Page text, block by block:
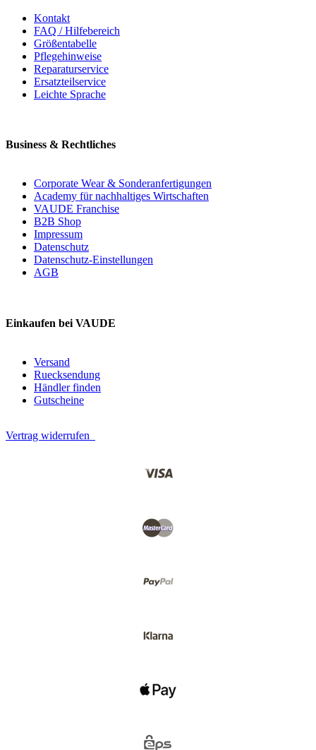
Kontakt
FAQ / Hilfebereich
Größentabelle
Pflegehinweise
Reparaturservice
Ersatzteilservice
Leichte Sprache
Business & Rechtliches
Corporate Wear & Sonderanfertigungen
Academy für nachhaltiges Wirtschaften
VAUDE Franchise
B2B Shop
Impressum
Datenschutz
Datenschutz-Einstellungen
AGB
Einkaufen bei VAUDE
Versand
Ruecksendung
Händler finden
Gutscheine
Vertrag widerrufen